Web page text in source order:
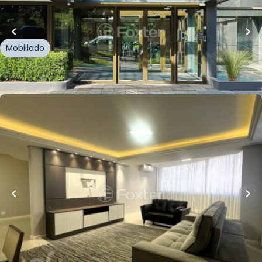
Loft Marketplace
Rua Gomes Portinho,Centro, Novo Hamburgo
Mobiliado
Whatsapp
Cód.1008316
R$1.550.000,00
196m²•3quartos•1 banheiro• 3vagas
Apartamento • Residencial Viena
Avenida Doutor Maurício Cardoso
Centro
Hamburgo
Cód.245478